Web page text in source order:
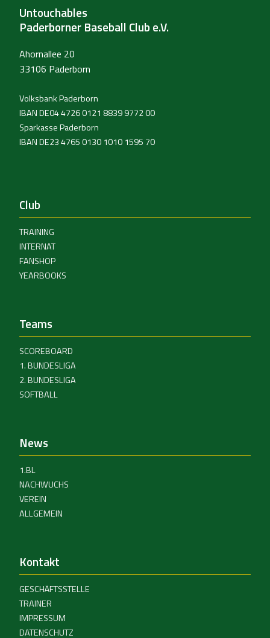
Untouchables
Paderborner Baseball Club e.V.
Ahornallee 20
33106 Paderborn
Volksbank Paderborn
IBAN DE04 4726 0121 8839 9772 00
Sparkasse Paderborn
IBAN DE23 4765 0130 1010 1595 70
Club
TRAINING
INTERNAT
FANSHOP
YEARBOOKS
Teams
SCOREBOARD
1. BUNDESLIGA
2. BUNDESLIGA
SOFTBALL
News
1.BL
NACHWUCHS
VEREIN
ALLGEMEIN
Kontakt
GESCHÄFTSSTELLE
TRAINER
IMPRESSUM
DATENSCHUTZ